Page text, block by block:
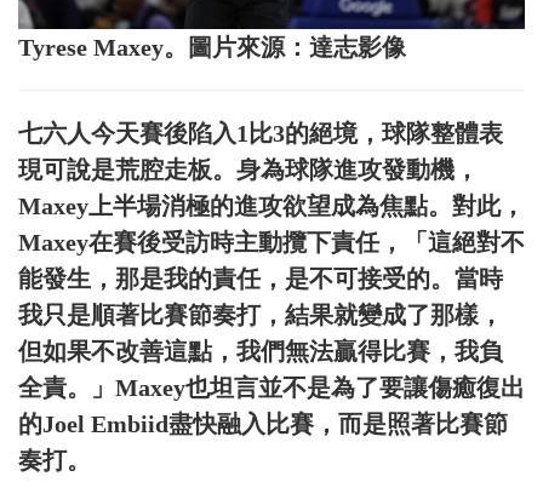
Tyrese Maxey。圖片來源：達志影像
七六人今天賽後陷入1比3的絕境，球隊整體表
現可說是荒腔走板。身為球隊進攻發動機，
Maxey上半場消極的進攻欲望成為焦點。對此，
Maxey在賽後受訪時主動攬下責任，「這絕對不
能發生，那是我的責任，是不可接受的。當時
我只是順著比賽節奏打，結果就變成了那樣，
但如果不改善這點，我們無法贏得比賽，我負
全責。」Maxey也坦言並不是為了要讓傷癒復出
的Joel Embiid盡快融入比賽，而是照著比賽節
奏打。